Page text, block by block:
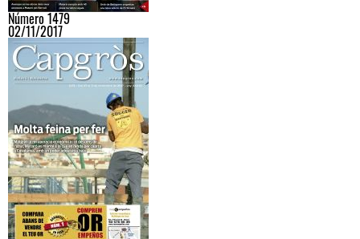
Número 1479
02/11/2017